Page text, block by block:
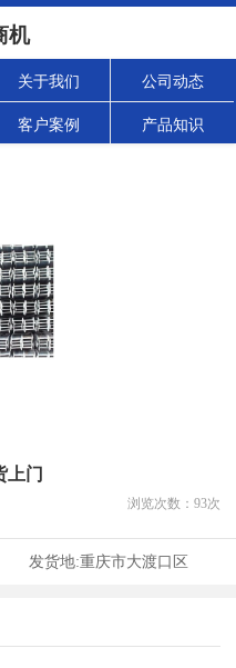
机
关于我们 公司动态
客户案例 产品知识
上门
浏览次数： 93次
发货地:重庆市大渡口区